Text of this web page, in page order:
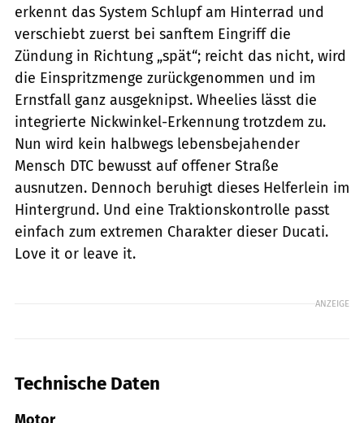
erkennt das System Schlupf am Hinterrad und
verschiebt zuerst bei sanftem Eingriff die
Zündung in Richtung „spät“; reicht das nicht, wird
die Einspritzmenge zurückgenommen und im
Ernstfall ganz ausgeknipst. Wheelies lässt die
integrierte Nickwinkel-Erkennung trotzdem zu.
Nun wird kein halbwegs lebensbejahender
Mensch DTC bewusst auf offener Straße
ausnutzen. Dennoch beruhigt dieses Helferlein im
Hintergrund. Und eine Traktionskontrolle passt
einfach zum extremen Charakter dieser Ducati.
Love it or leave it.
ANZEIGE
Technische Daten